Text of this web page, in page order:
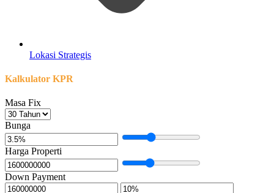
Lokasi Strategis
Kalkulator KPR
Masa Fix
Bunga
Harga Properti
Down Payment